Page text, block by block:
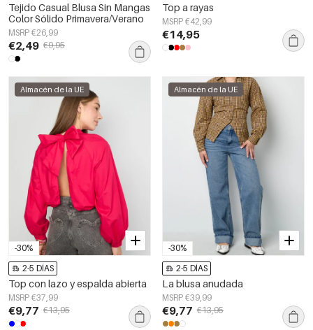
Tejido Casual Blusa Sin Mangas
Color Sólido Primavera/Verano
MSRP €26,99
€2,49 €9,95
Top a rayas
MSRP €42,99
€14,95
-30%
Almacén de la UE
2-5 DÍAS
Top con lazo y espalda abierta
MSRP €37,99
€9,77 €13,95
-30%
Almacén de la UE
2-5 DÍAS
La blusa anudada
MSRP €39,99
€9,77 €13,95